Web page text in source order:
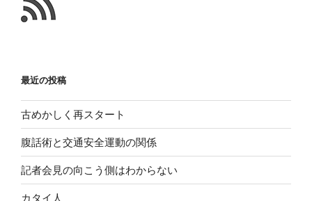
こ
と
最近の投稿
古めかしく再スタート
腹話術と交通安全運動の関係
記者会見の向こう側はわからない
カタイ人